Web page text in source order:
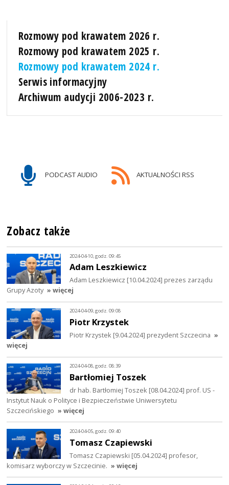
Rozmowy pod krawatem 2026 r.
Rozmowy pod krawatem 2025 r.
Rozmowy pod krawatem 2024 r.
Serwis informacyjny
Archiwum audycji 2006-2023 r.
PODCAST AUDIO AKTUALNOŚCI RSS
Zobacz także
2024-04-10, godz. 09:45
Adam Leszkiewicz
Adam Leszkiewicz [10.04.2024] prezes zarządu
Grupy Azoty » więcej
2024-04-09, godz. 09:08
Piotr Krzystek
Piotr Krzystek [9.04.2024] prezydent Szczecina »
więcej
2024-04-08, godz. 08:39
Bartłomiej Toszek
dr hab. Bartłomiej Toszek [08.04.2024] prof. US -
Instytut Nauk o Polityce i Bezpieczeństwie Uniwersytetu
Szczecińskiego » więcej
2024-04-05, godz. 09:40
Tomasz Czapiewski
Tomasz Czapiewski [05.04.2024] profesor,
komisarz wyborczy w Szczecinie. » więcej